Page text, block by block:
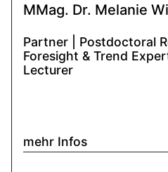
MMag. Dr. Melanie
Partner | Postdoctoral
Foresight & Trend
Lecturer
mehr Infos